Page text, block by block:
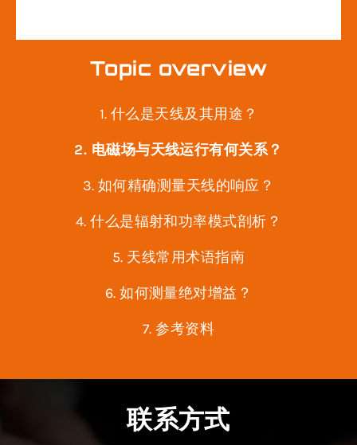
Topic overview
1. 什么是天线及其用途？
2. 电磁场与天线运行有何关系？
3. 如何精确测量天线的响应？
4. 什么是辐射和功率模式剖析？
5. 天线常用术语指南
6. 如何测量绝对增益？
7. 参考资料
联系方式